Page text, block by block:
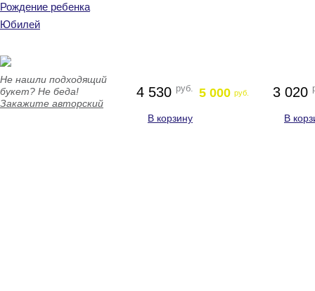
Рождение ребенка
Юбилей
Не нашли подходящий
букет? Не беда!
Закажите авторский
4 530 руб. 5 000 руб.
В корзину
3 020
В